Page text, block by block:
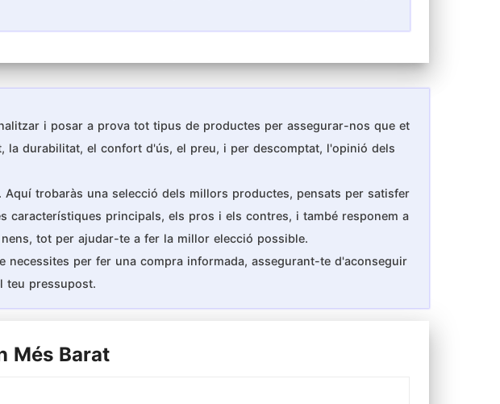
i posar a prova tot tipus de productes per assegurar-nos que et
durabilitat, el confort d'ús, el preu, i per descomptat, l'opinió dels
trobaràs una selecció dels millors productes, pensats per satisfer
característiques principals, els pros i els contres, i també responem a
tot per ajudar-te a fer la millor elecció possible.
per fer una compra informada, assegurant-te d'aconseguir
teu pressupost.
Més Barat